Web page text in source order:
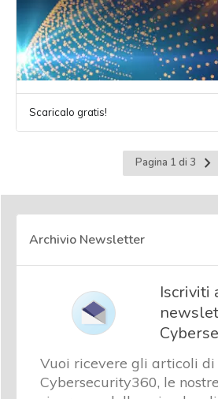
Scaricalo gratis!
Pagina 1 di 3
Archivio Newsletter
Iscriviti
Vuoi ricevere gli articoli di
Cybersecurity360, le